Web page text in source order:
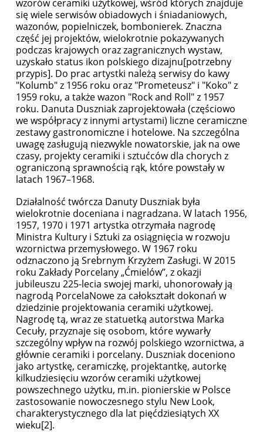
wzorów ceramiki użytkowej, wśród których znajduje
się wiele serwisów obiadowych i śniadaniowych,
wazonów, popielniczek, bombonierek. Znaczna
część jej projektów, wielokrotnie pokazywanych
podczas krajowych oraz zagranicznych wystaw,
uzyskało status ikon polskiego dizajnu[potrzebny
przypis]. Do prac artystki należą serwisy do kawy
"Kolumb" z 1956 roku oraz "Prometeusz" i "Koko" z
1959 roku, a także wazon "Rock and Roll" z 1957
roku. Danuta Duszniak zaprojektowała (częściowo
we współpracy z innymi artystami) liczne ceramiczne
zestawy gastronomiczne i hotelowe. Na szczególna
uwagę zasługują niezwykle nowatorskie, jak na owe
czasy, projekty ceramiki i sztućców dla chorych z
ograniczoną sprawnością rąk, które powstały w
latach 1967–1968.
Działalność twórcza Danuty Duszniak była
wielokrotnie doceniana i nagradzana. W latach 1956,
1957, 1970 i 1971 artystka otrzymała nagrodę
Ministra Kultury i Sztuki za osiągnięcia w rozwoju
wzornictwa przemysłowego. W 1967 roku
odznaczono ją Srebrnym Krzyżem Zasługi. W 2015
roku Zakłady Porcelany „Ćmielów”, z okazji
jubileuszu 225-lecia swojej marki, uhonorowały ją
nagrodą PorcelaNowe za całokształt dokonań w
dziedzinie projektowania ceramiki użytkowej.
Nagrodę tą, wraz ze statuetką autorstwa Marka
Cecuły, przyznaje się osobom, które wywarły
szczególny wpływ na rozwój polskiego wzornictwa, a
głównie ceramiki i porcelany. Duszniak doceniono
jako artystkę, ceramiczkę, projektantkę, autorkę
kilkudziesięciu wzorów ceramiki użytkowej
powszechnego użytku, m.in. pionierskie w Polsce
zastosowanie nowoczesnego stylu New Look,
charakterystycznego dla lat pięćdziesiątych XX
wieku[2].